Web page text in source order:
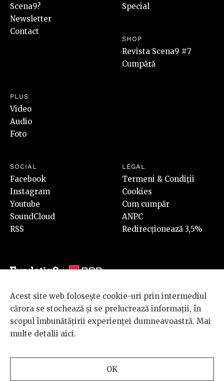
Scena9?
Newsletter
Contact
Special
SHOP
Revista Scena9 #7
Cumpără
PLUS
Video
Audio
Foto
SOCIAL
Facebook
Instagram
Youtube
SoundCloud
RSS
LEGAL
Termeni & Condiții
Cookies
Cum cumpăr
ANPC
Redirecționează 3,5%
© 2026 BRD Groupe Société Générale, toate drepturile rezervate.
Scena 9 este un proiect sustinut de
BRD GROUPE SOCIÉTÉ
GÉNÉRALE
Acest site web folosește cookie-uri prin intermediul
cărora se stochează și se prelucrează informații, în
scopul îmbunătățirii experienței dumneavoastră. Mai
multe detalii aici.
OK